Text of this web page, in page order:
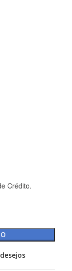
Crédito.